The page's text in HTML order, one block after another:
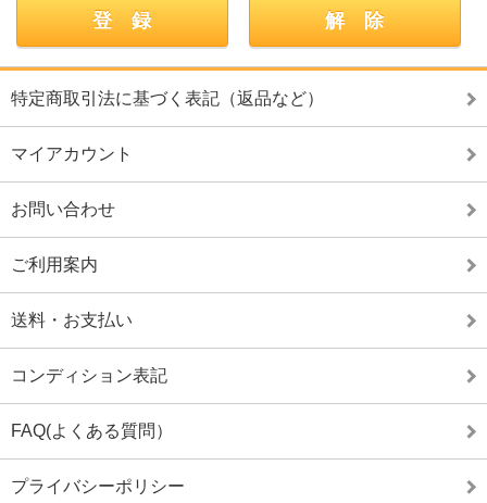
特定商取引法に基づく表記（返品など）
マイアカウント
お問い合わせ
ご利用案内
送料・お支払い
コンディション表記
FAQ(よくある質問）
プライバシーポリシー